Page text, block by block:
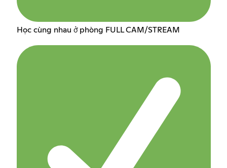
Học cùng nhau ở phòng FULL CAM/STREAM